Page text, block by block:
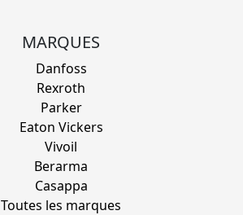
MARQUES
Danfoss
Rexroth
Parker
Eaton Vickers
Vivoil
Berarma
Casappa
Toutes les marques